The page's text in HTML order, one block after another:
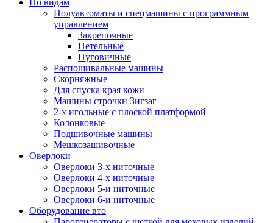
По видам
Полуавтоматы и спецмашины с программным
управлением
Закрепочные
Петельные
Пуговичные
Распошивальные машины
Скорняжные
Для спуска края кожи
Машины строчки Зигзаг
2-х игольные с плоской платформой
Колонковые
Подшивочные машины
Мешкозашивочные
Оверлоки
Оверлоки 3-х ниточные
Оверлоки 4-х ниточные
Оверлоки 5-и ниточные
Оверлоки 6-и ниточные
Оборудование вто